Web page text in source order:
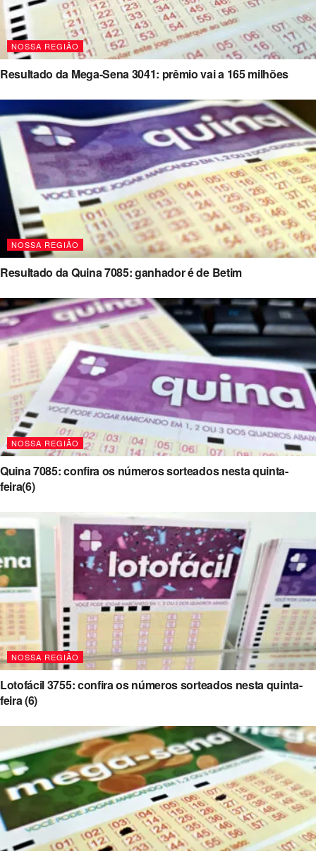
NOSSA REGIÃO
Resultado da Mega-Sena 3041: prêmio vai a 165 milhões
NOSSA REGIÃO
Resultado da Quina 7085: ganhador é de Betim
NOSSA REGIÃO
Quina 7085: confira os números sorteados nesta quinta-
feira(6)
NOSSA REGIÃO
Lotofácil 3755: confira os números sorteados nesta quinta-
feira (6)